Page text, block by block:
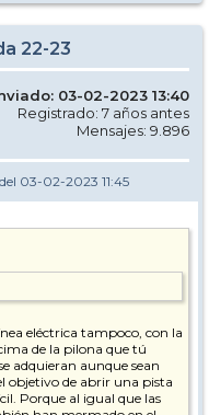
22-23
03-02-2023 13:40
Registrado: 7 años antes
Mensajes: 9.896
del 03-02-2023 11:45
eléctrica tampoco, con la
de la pilona que tú
adquieran aunque sean
objetivo de abrir una pista
Porque al igual que las